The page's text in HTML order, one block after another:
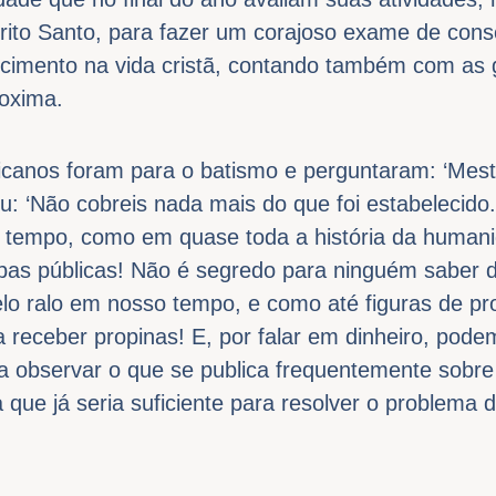
Santo, para fazer um corajoso exame de
na vida cristã, contando também com as
foram para o batismo e perguntaram:
‘Não cobreis nada mais do que foi
como em quase toda a história da
públicas! Não é segredo para ninguém saber
ralo em nosso tempo, e como até figuras de
receber propinas! E, por falar em dinheiro,
observar o que se publica frequentemente
que já seria suficiente para resolver o problema